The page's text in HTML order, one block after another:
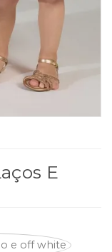
E
e off white